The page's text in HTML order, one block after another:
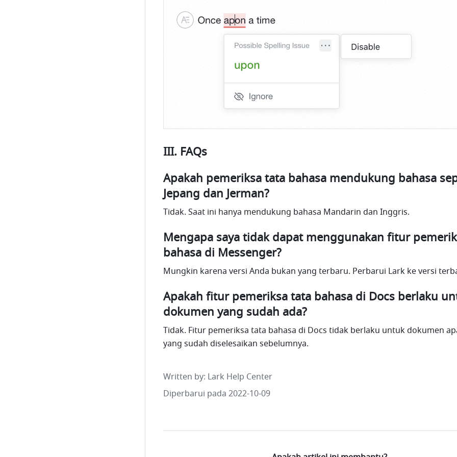
III. FAQs
Apakah pemeriksa tata bahasa mendukung bahasa
Jepang dan Jerman?
Tidak. Saat ini hanya mendukung bahasa Mandarin dan Inggris.
Mengapa saya tidak dapat menggunakan fitur
bahasa di Messenger?
Mungkin karena versi Anda bukan yang terbaru. Perbarui Lark ke versi
Apakah fitur pemeriksa tata bahasa di Docs berlaku
dokumen yang sudah ada?
Tidak. Fitur pemeriksa tata bahasa di Docs tidak berlaku untuk dokumen
yang sudah diselesaikan sebelumnya.
Written by: Lark Help Center
Diperbarui pada 2022-10-09